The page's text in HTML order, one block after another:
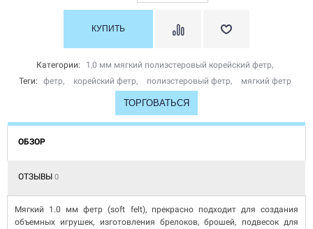
Категории: 1,0 мм мягкий полиэстеровый корейский фетр,
Теги:
фетр, корейский фетр, полиэстеровый фетр, мягкий фетр
ТОРГОВАТЬСЯ
ОБЗОР
ОТЗЫВЫ 0
Мягкий 1.0 мм фетр (soft felt), прекрасно подходит для создания
объемных игрушек, изготовления брелоков, брошей, подвесок для